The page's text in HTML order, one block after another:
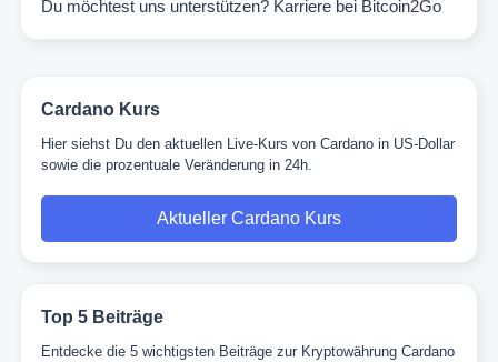
Du möchtest uns unterstützen? Karriere bei Bitcoin2Go
Cardano Kurs
Hier siehst Du den aktuellen Live-Kurs von Cardano in US-Dollar
sowie die prozentuale Veränderung in 24h.
Aktueller Cardano Kurs
Top 5 Beiträge
Entdecke die 5 wichtigsten Beiträge zur Kryptowährung Cardano